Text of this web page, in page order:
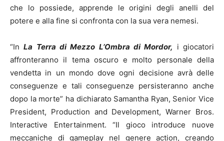
che lo possiede, apprende le origini degli anelli del
potere e alla fine si confronta con la sua vera nemesi.
“InLa Terra di Mezzo L’Ombra di Mordor, i giocatori
affronteranno il tema oscuro e molto personale della
vendetta in un mondo dove ogni decisione avrà delle
conseguenze e tali conseguenze persisteranno anche
dopo la morte” ha dichiarato Samantha Ryan, Senior Vice
President, Production and Development, Warner Bros.
Interactive Entertainment. “Il gioco introduce nuove
meccaniche di gameplay nel genere action, creando